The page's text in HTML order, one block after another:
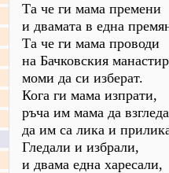
Та че ги мама премени
и двамата в една
Та че ги мама проводи
на Бачковския
моми да си изберат.
Кога ги мама изпрати,
ръча им мама да
да им са лика и
Гледали и избрали,
и двама една харесали,